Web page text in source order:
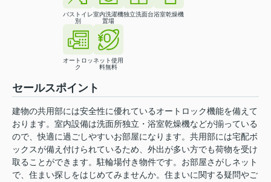
バストイレ
別
室内洗濯機
置場
独立洗面台浴室乾燥機
オートロッ
ク
ネット使用
料無料
セールスポイント
建物の共用部には安全性に優れているオートロック機能を備えて
おります。室内設備は洗面所独立・浴室乾燥機などが揃っている
ので、快適に過ごしやすいお部屋になります。共用部には宅配ボ
ックスが備え付けられているため、外出が多い方でも荷物を受け
取ることができます。駐輪場付き物件です。お部屋さがしネット
で、住まい探しをはじめてみませんか。住まいに関する疑問やご